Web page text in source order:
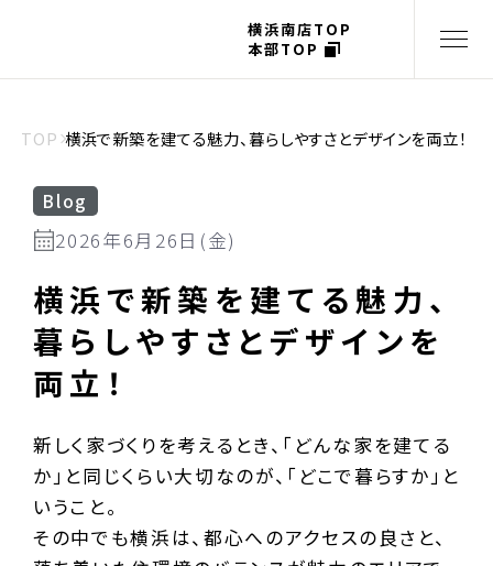
横浜南店TOP
本部TOP
TOP 横浜で新築を建てる魅力、暮らしやすさとデザインを両立！
Blog
2026年6月26日(金)
横浜で新築を建てる魅力、
暮らしやすさとデザインを
両立！
新しく家づくりを考えるとき、「どんな家を建てる
か」と同じくらい大切なのが、「どこで暮らすか」と
いうこと。
その中でも横浜は、都心へのアクセスの良さと、